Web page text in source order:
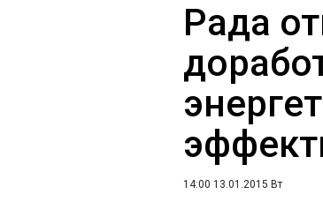
Рада
14:00 13.01.2015 Вт